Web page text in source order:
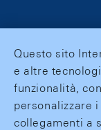
Questo sito
e altre
funzionalità,
personalizzare
collegamenti a